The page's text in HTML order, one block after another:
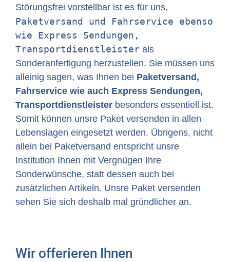
Störungsfrei vorstellbar ist es für uns,
Paketversand und Fahrservice ebenso
wie Express Sendungen,
Transportdienstleister als
Sonderanfertigung herzustellen. Sie müssen uns
alleinig sagen, was Ihnen bei Paketversand,
Fahrservice wie auch Express Sendungen,
Transportdienstleister besonders essentiell ist.
Somit können unsre Paket versenden in allen
Lebenslagen eingesetzt werden. Übrigens, nicht
allein bei Paketversand entspricht unsre
Institution Ihnen mit Vergnügen Ihre
Sonderwünsche, statt dessen auch bei
zusätzlichen Artikeln. Unsre Paket versenden
sehen Sie sich deshalb mal gründlicher an.
Wir offerieren Ihnen